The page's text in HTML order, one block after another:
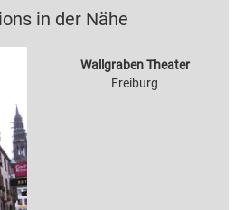
in der Nähe
Wallgraben Theater
Freiburg